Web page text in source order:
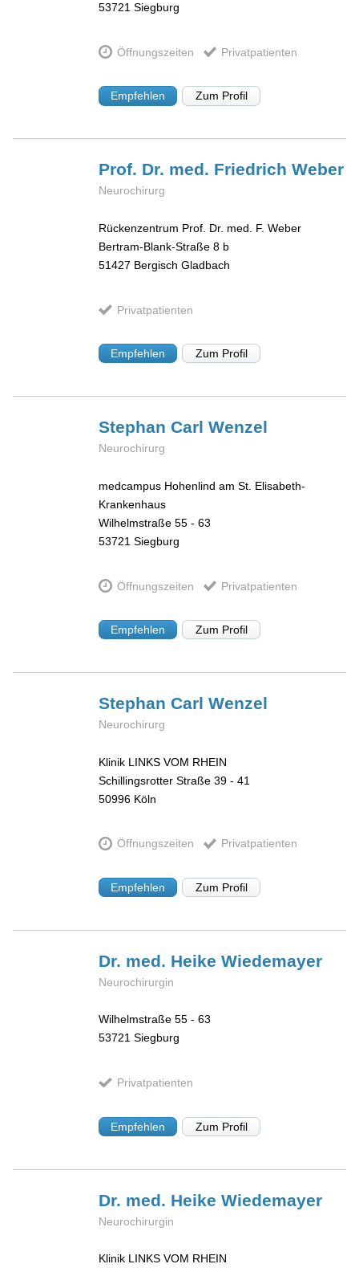
53721 Siegburg
Öffnungszeiten Privatpatienten
Empfehlen Zum Profil
Prof. Dr. med. FriedrichWeber
Neurochirurg
Rückenzentrum Prof. Dr. med. F. Weber
Bertram-Blank-Straße 8 b
51427 Bergisch Gladbach
Privatpatienten
Empfehlen Zum Profil
Stephan CarlWenzel
Neurochirurg
medcampus Hohenlind am St. Elisabeth-
Krankenhaus
Wilhelmstraße 55 - 63
53721 Siegburg
Öffnungszeiten Privatpatienten
Empfehlen Zum Profil
Stephan CarlWenzel
Neurochirurg
Klinik LINKS VOM RHEIN
Schillingsrotter Straße 39 - 41
50996 Köln
Öffnungszeiten Privatpatienten
Empfehlen Zum Profil
Dr. med. HeikeWiedemayer
Neurochirurgin
Wilhelmstraße 55 - 63
53721 Siegburg
Privatpatienten
Empfehlen Zum Profil
Dr. med. HeikeWiedemayer
Neurochirurgin
Klinik LINKS VOM RHEIN